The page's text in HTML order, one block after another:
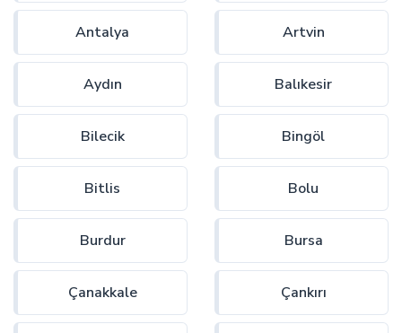
Antalya Artvin
Aydın Balıkesir
Bilecik Bingöl
Bitlis Bolu
Burdur Bursa
Çanakkale Çankırı